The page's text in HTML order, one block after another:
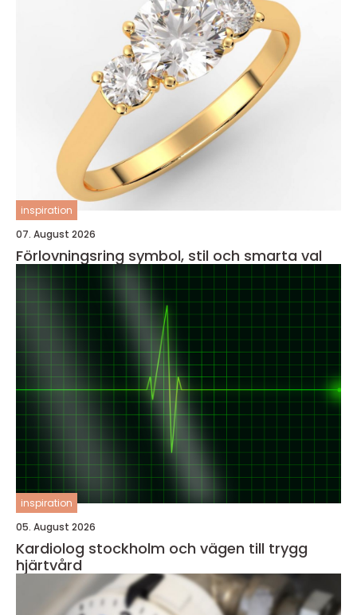
inspiration
07. August 2026
Förlovningsring symbol, stil och smarta val
inspiration
05. August 2026
Kardiolog stockholm och vägen till trygg
hjärtvård